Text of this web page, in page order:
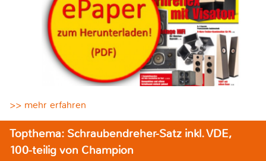
>> mehr erfahren
Topthema: Schraubendreher-Satz inkl. VDE,
100-teilig von Champion